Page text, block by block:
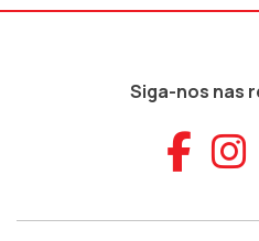
Siga-nos nas